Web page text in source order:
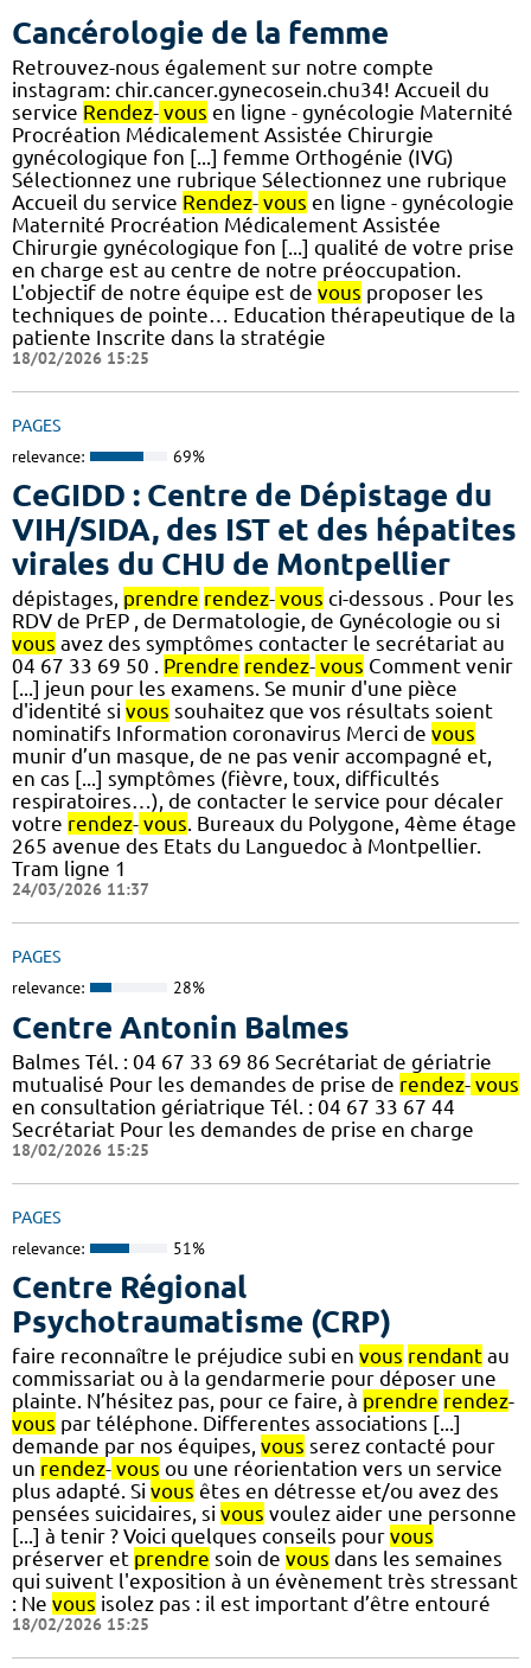
Cancérologie de la femme
Retrouvez-nous également sur notre compte
instagram: chir.cancer.gynecosein.chu34! Accueil du
service Rendez- vous en ligne - gynécologie Maternité
Procréation Médicalement Assistée Chirurgie
gynécologique fon [...] femme Orthogénie (IVG)
Sélectionnez une rubrique Sélectionnez une rubrique
Accueil du service Rendez- vous en ligne - gynécologie
Maternité Procréation Médicalement Assistée
Chirurgie gynécologique fon [...] qualité de votre prise
en charge est au centre de notre préoccupation.
L'objectif de notre équipe est de vous proposer les
techniques de pointe… Education thérapeutique de la
patiente Inscrite dans la stratégie
18/02/2026 15:25
PAGES
relevance: 69%
CeGIDD : Centre de Dépistage du
VIH/SIDA, des IST et des hépatites
virales du CHU de Montpellier
dépistages, prendre rendez- vous ci-dessous . Pour les
RDV de PrEP , de Dermatologie, de Gynécologie ou si
vous avez des symptômes contacter le secrétariat au
04 67 33 69 50 . Prendre rendez- vous Comment venir
[...] jeun pour les examens. Se munir d'une pièce
d'identité si vous souhaitez que vos résultats soient
nominatifs Information coronavirus Merci de vous
munir d’un masque, de ne pas venir accompagné et,
en cas [...] symptômes (fièvre, toux, difficultés
respiratoires…), de contacter le service pour décaler
votre rendez- vous. Bureaux du Polygone, 4ème étage
265 avenue des Etats du Languedoc à Montpellier.
Tram ligne 1
24/03/2026 11:37
PAGES
relevance: 28%
Centre Antonin Balmes
Balmes Tél. : 04 67 33 69 86 Secrétariat de gériatrie
mutualisé Pour les demandes de prise de rendez- vous
en consultation gériatrique Tél. : 04 67 33 67 44
Secrétariat Pour les demandes de prise en charge
18/02/2026 15:25
PAGES
relevance: 51%
Centre Régional
Psychotraumatisme (CRP)
faire reconnaître le préjudice subi en vous rendant au
commissariat ou à la gendarmerie pour déposer une
plainte. N’hésitez pas, pour ce faire, à prendre rendez-
vous par téléphone. Differentes associations [...]
demande par nos équipes, vous serez contacté pour
un rendez- vous ou une réorientation vers un service
plus adapté. Si vous êtes en détresse et/ou avez des
pensées suicidaires, si vous voulez aider une personne
[...] à tenir ? Voici quelques conseils pour vous
préserver et prendre soin de vous dans les semaines
qui suivent l'exposition à un évènement très stressant
: Ne vous isolez pas : il est important d’être entouré
18/02/2026 15:25